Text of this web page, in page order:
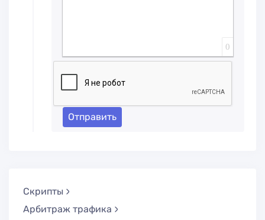
0
Отправить
Скрипты
Арбитраж трафика